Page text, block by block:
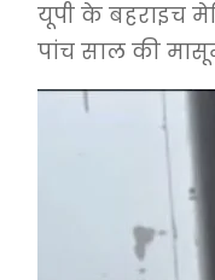
यूपी के बहराइच
पांच साल की